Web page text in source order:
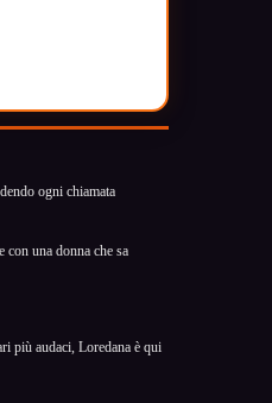
ogni chiamata
con una donna che sa
più audaci, Loredana è qui